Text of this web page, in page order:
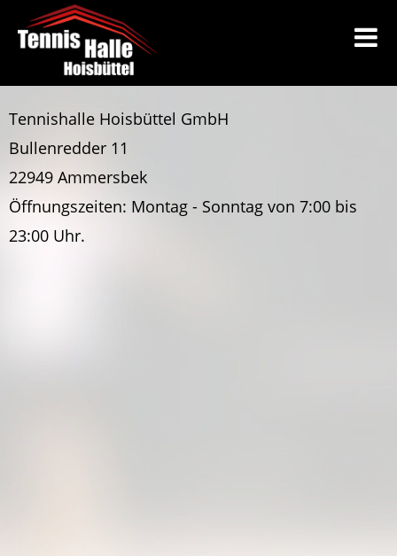
Tennishalle Hoisbüttel GmbH
Bullenredder 11
22949 Ammersbek
Öffnungszeiten: Montag - Sonntag von 7:00 bis
23:00 Uhr.